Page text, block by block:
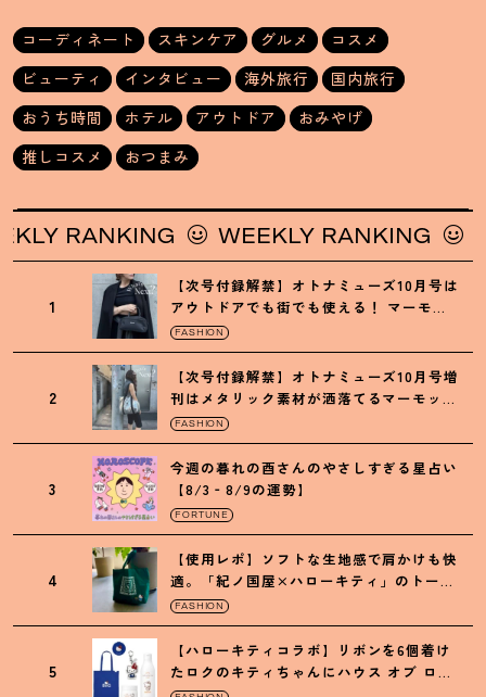
コーディネート スキンケア グルメ
コスメ
ビューティ
インタビュー 海外旅行
国内旅行
おうち時間
ホテル アウトドア
おみやげ
推しコスメ
おつまみ
RANKING WEEKLY RANKING
1
【次号付録解禁】オトナミューズ10月号は
アウトドアでも街でも使える ！ マーモッ
トの黒ショルダー
FASHION
2
【次号付録解禁】オトナミューズ10月号増
刊はメタリック素材が洒落てるマーモット
の保冷バッグ
FASHION
3
今週の暮れの酉さんのやさしすぎる星占い
【8/3‐8/9の運勢】
FORTUNE
4
【使用レポ】ソフトな生地感で肩かけも快
適。「紀ノ国屋×ハローキティ」のトート
がガシガシ使えて最高です
FASHION
5
【ハローキティコラボ】リボンを6個着け
たロクのキティちゃんにハウス オブ ロー